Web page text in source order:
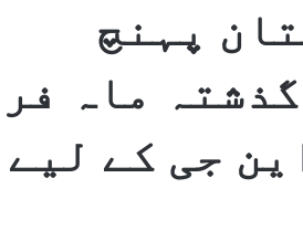
پہنچ
ماہ
جی کے